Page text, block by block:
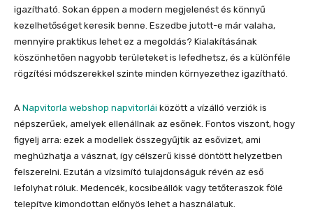
igazítható. Sokan éppen a modern megjelenést és könnyű
kezelhetőséget keresik benne. Eszedbe jutott-e már valaha,
mennyire praktikus lehet ez a megoldás? Kialakításának
köszönhetően nagyobb területeket is lefedhetsz, és a különféle
rögzítési módszerekkel szinte minden környezethez igazítható.
A Napvitorla webshop napvitorlái között a vízálló verziók is
népszerűek, amelyek ellenállnak az esőnek. Fontos viszont, hogy
figyelj arra: ezek a modellek összegyűjtik az esővizet, ami
meghúzhatja a vásznat, így célszerű kissé döntött helyzetben
felszerelni. Ezután a vízsimító tulajdonságuk révén az eső
lefolyhat róluk. Medencék, kocsibeállók vagy tetőteraszok fölé
telepítve kimondottan előnyös lehet a használatuk.